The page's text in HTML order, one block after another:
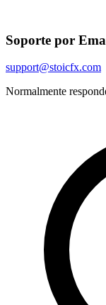
Soporte por
support@stoicfx.com
Normalmente